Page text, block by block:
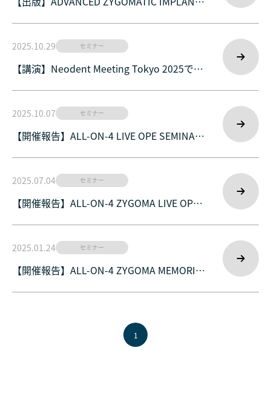
インプラント
オールオン4
インビザライン
人生を変えた症例
選ばれる７つの理由
Webでのお問合せはこちら
LINEでのお問合せはこちら
2025.10.29 セミナー
【講演】Neodent Meeting Tokyo 2025で講
2025.10.07 セミナー
【開催報告】ALL-ON-4 LIVE OPE SEMINAR
フィス札幌
2025.07.04 セミナー
【開催報告】ALL‑ON‑4 ZYGOMA LIVE OPE
プラントオフィス札幌
2025.01.24 セミナー
【開催報告】ALL-ON-4 ZYGOMA MEMORIAL
COURSE｜GDHインプラントオフィス札幌
1